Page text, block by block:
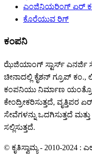
ಎಂಜಿನಿಯರಿಂಗ್ ಏರ್
ಕೊರೆಯುವ ರಿಗ್
ಕಂಪನಿ
ಝೆಜಿಯಾಂಗ್ ಸ್ಟಾರ್ಸ್ ಎನರ್ಜಿ
ಚೀನಾದಲ್ಲಿ ಕೈಶನ್ ಗ್ರೂಪ್
ಕಂಪನಿಯು ನಿರ್ಮಾಣ
ಕೇಂದ್ರೀಕರಿಸುತ್ತದೆ, ವೃತ್ತಿಪರ
ಸೇವೆಗಳನ್ನು ಒದಗಿಸುತ್ತದೆ
ಸಲ್ಲಿಸುತ್ತದೆ.
© ಕೃತಿಸ್ವಾಮ್ಯ - 2010-2024 :